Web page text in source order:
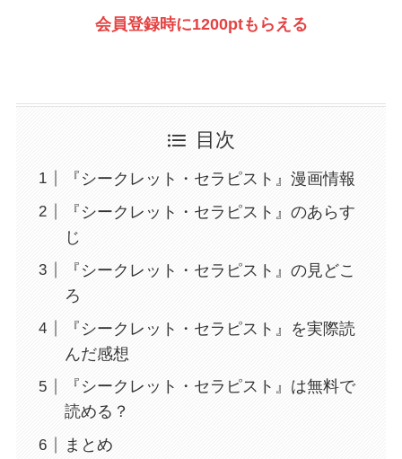
会員登録時に1200ptもらえる
目次
『シークレット・セラピスト』漫画情報
『シークレット・セラピスト』のあらす
じ
『シークレット・セラピスト』の見どこ
ろ
『シークレット・セラピスト』を実際読
んだ感想
『シークレット・セラピスト』は無料で
読める？
まとめ